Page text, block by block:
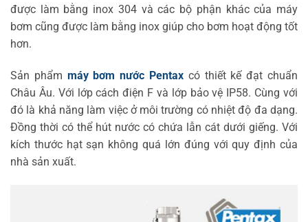
được làm bằng inox 304 và các bộ phận khác của máy
bơm cũng được làm bằng inox giúp cho bơm hoạt động tốt
hơn.
Sản phẩm máy bơm nước Pentax có thiết kế đạt chuẩn
Châu Âu. Với lớp cách điện F và lớp bảo vệ IP58. Cùng với
đó là khả năng làm việc ở môi trường có nhiệt độ đa dạng.
Đồng thời có thể hút nước có chứa lẫn cát dưới giếng. Với
kích thước hạt sạn không quá lớn đúng với quy định của
nhà sản xuất.